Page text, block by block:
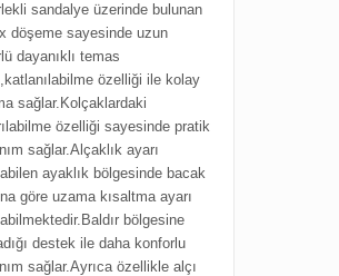
sandalye üzerinde bulunan
döşeme sayesinde uzun
dayanıklı temas
özelliği ile kolay
sağlar.Kolçaklardaki
özelliği sayesinde pratik
sağlar.Alçaklık ayarı
ayaklık bölgesinde bacak
göre uzama kısaltma ayarı
bölgesine
destek ile daha konforlu
sağlar.Ayrıca özellikle alçı